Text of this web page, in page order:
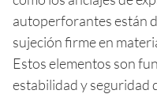
autoperforantes están
sujeción firme en
Estos elementos son
estabilidad y seguridad